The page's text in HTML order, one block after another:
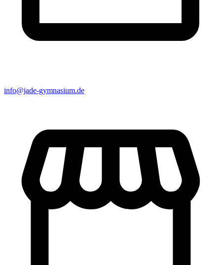
info@jade-gymnasium.de